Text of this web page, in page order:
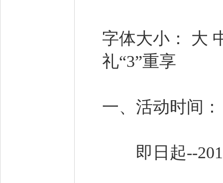
字体大小： 大
礼“3”重享
一、活动时间
即日起--